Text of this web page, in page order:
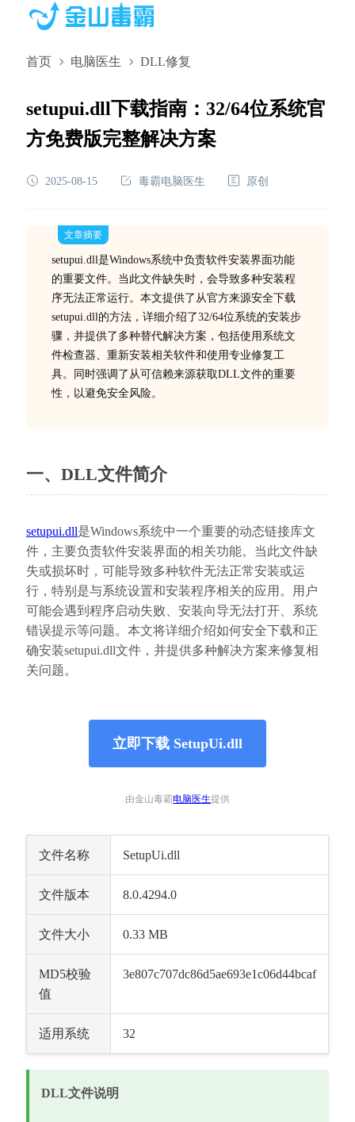
首页 电脑医生 DLL修复
setupui.dll下载指南：32/64位系统官
方免费版完整解决方案
2025-08-15 毒霸电脑医生 原创
文章摘要
setupui.dll是Windows系统中负责软件安装界面功能
的重要文件。当此文件缺失时，会导致多种安装程
序无法正常运行。本文提供了从官方来源安全下载
setupui.dll的方法，详细介绍了32/64位系统的安装步
骤，并提供了多种替代解决方案，包括使用系统文
件检查器、重新安装相关软件和使用专业修复工
具。同时强调了从可信赖来源获取DLL文件的重要
性，以避免安全风险。
一、DLL文件简介
setupui.dll是Windows系统中一个重要的动态链接库文
件，主要负责软件安装界面的相关功能。当此文件缺
失或损坏时，可能导致多种软件无法正常安装或运
行，特别是与系统设置和安装程序相关的应用。用户
可能会遇到程序启动失败、安装向导无法打开、系统
错误提示等问题。本文将详细介绍如何安全下载和正
确安装setupui.dll文件，并提供多种解决方案来修复相
关问题。
立即下载 SetupUi.dll
由金山毒霸电脑医生提供
文件名称 SetupUi.dll
文件版本 8.0.4294.0
文件大小 0.33 MB
MD5校验
值
3e807c707dc86d5ae693e1c06d44bcaf
适用系统 32
DLL文件说明